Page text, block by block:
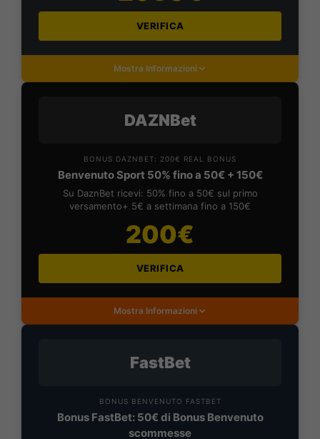
VERIFICA
Mostra Informazioni
DAZNBet
BONUS DAZNBET: 200€ REAL BONUS
Benvenuto Sport 50% fino a 50€ + 150€
Su DaznBet ricevi: 50% fino a 50€ sul primo
versamento+ 5€ a settimana fino a 150€
200€
VERIFICA
Mostra Informazioni
FastBet
BONUS BENVENUTO FASTBET
Bonus FastBet: 50€ di Bonus Benvenuto
scommesse